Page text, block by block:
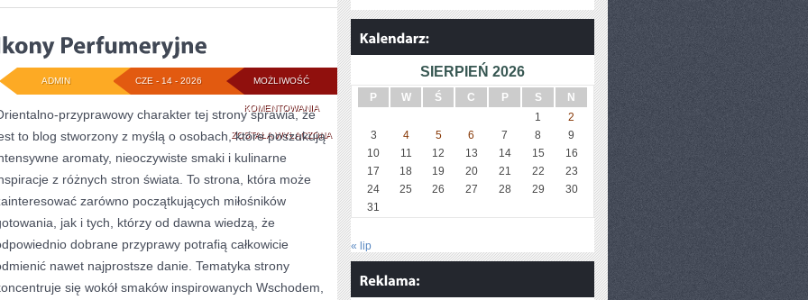
MOŻLIWOŚĆ
KOMENTOWANIAIKONY
PERFUMERYJNE
ZOSTAŁA WYŁĄCZONA
CZE - 14 - 2026
ADMIN
przyprawowy charakter tej strony sprawia, że
to blog stworzony z myślą o osobach, które poszukują
aromaty, nieoczywiste smaki i kulinarne
z różnych stron świata. To strona, która może
zarówno początkujących miłośników
jak i tych, którzy od dawna wiedzą, że
dobrane przyprawy potrafią całkowicie
nawet najprostsze danie. Tematyka strony
się wokół smaków inspirowanych Wschodem,
SIERPIEŃ 2026
P W Ś C P S
N
1
2
3
4 5 6 7 8
9
10
11 12 13 14 15
16
17
18 19 20 21 22
23
24
25 26 27 28 29
30
31
« lip